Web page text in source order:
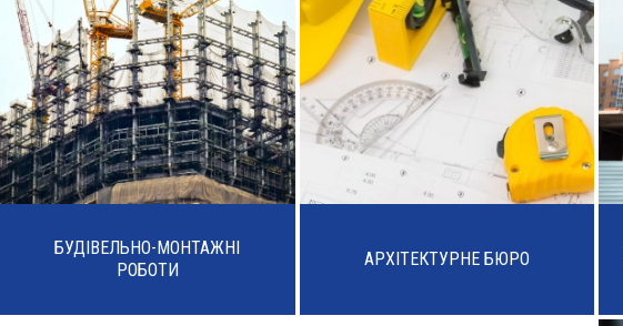
БУДІВЕЛЬНО-МОНТАЖНІ
РОБОТИ
АРХІТЕКТУРНЕ БЮРО